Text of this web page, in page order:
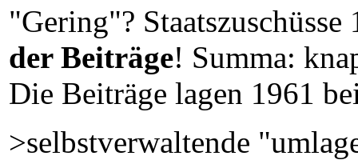
"Gering"?
der Beiträge! Summa:
Die Beiträge lagen 1961
>selbstverwaltende